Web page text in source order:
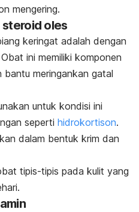
mengering.
steroid oles
keringat adalah dengan
ini memiliki komponen
meringankan gatal
untuk kondisi ini
seperti hidrokortison.
dalam bentuk krim dan
tipis-tipis pada kulit yang